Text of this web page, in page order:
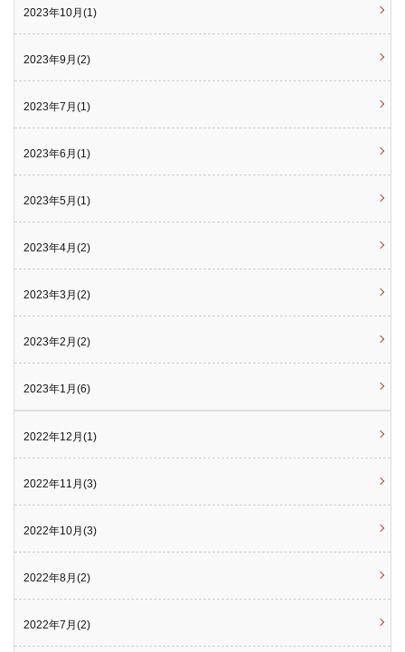
2023年10月(1)
2023年9月(2)
2023年7月(1)
2023年6月(1)
2023年5月(1)
2023年4月(2)
2023年3月(2)
2023年2月(2)
2023年1月(6)
2022年12月(1)
2022年11月(3)
2022年10月(3)
2022年8月(2)
2022年7月(2)